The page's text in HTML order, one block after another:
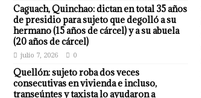
Caguach, Quinchao: dictan en total 35 años
de presidio para sujeto que degolló a su
hermano (15 años de cárcel) y a su abuela
(20 años de cárcel)
julio 7, 2026 0
Quellón: sujeto roba dos veces
consecutivas en vivienda e incluso,
transeúntes y taxista lo ayudaron a